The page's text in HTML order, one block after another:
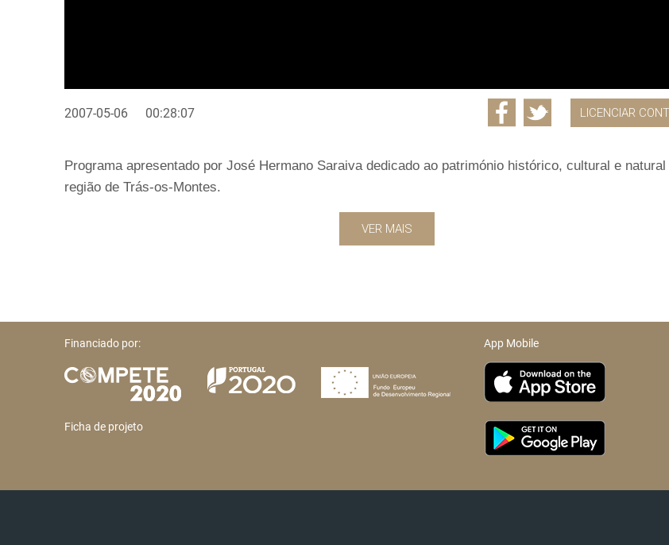
2007-05-06 00:28:07 LICENCIAR
Programa apresentado por José Hermano Saraiva dedicado ao património histórico, cultural e natural
região de Trás-os-Montes.
VER MAIS
Financiado por:
Ficha de projeto
App Mobile